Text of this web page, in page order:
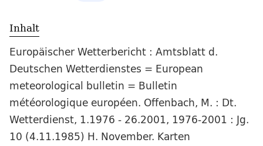
Inhalt
Europäischer Wetterbericht : Amtsblatt d.
Deutschen Wetterdienstes = European
meteorological bulletin = Bulletin
météorologique européen. Offenbach, M. : Dt.
Wetterdienst, 1.1976 - 26.2001, 1976-2001 : Jg.
10 (4.11.1985) H. November. Karten